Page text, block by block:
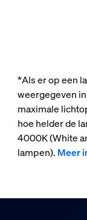
*Als er op een
weergegeven
maximale
hoe helder de
4000K (White
lampen). Meer